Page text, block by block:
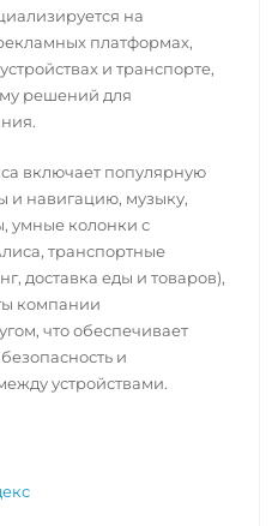
на
платформах,
и транспорте,
решений для
включает популярную
и навигацию, музыку,
умные колонки с
транспортные
доставка еды и товаров),
компании
что обеспечивает
и
устройствами.